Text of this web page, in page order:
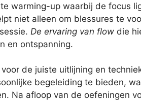
warming-up waarbij de focus
niet alleen om blessures te
De ervaring van flow die
en ontspanning.
de juiste uitlijning en
begeleiding te bieden,
Na afloop van de oefeningen